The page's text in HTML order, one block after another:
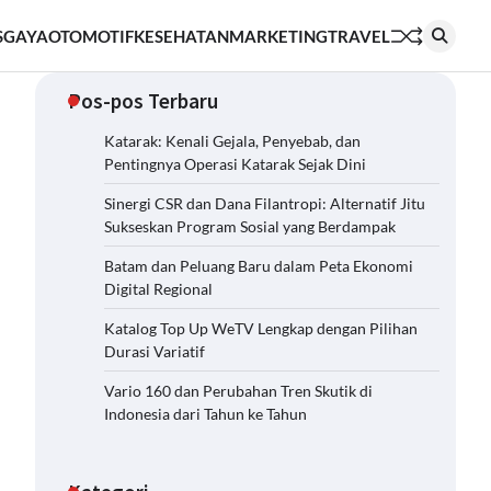
GAYAOTOMOTIFKESEHATANMARKETINGTRAVEL
Pos-pos Terbaru
Katarak: Kenali Gejala, Penyebab, dan
Pentingnya Operasi Katarak Sejak Dini
Sinergi CSR dan Dana Filantropi: Alternatif Jitu
Sukseskan Program Sosial yang Berdampak
Batam dan Peluang Baru dalam Peta Ekonomi
Digital Regional
Katalog Top Up WeTV Lengkap dengan Pilihan
Durasi Variatif
Vario 160 dan Perubahan Tren Skutik di
Indonesia dari Tahun ke Tahun